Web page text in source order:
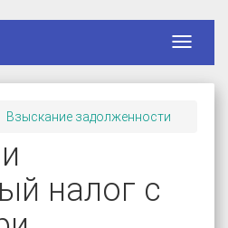
Взыскание задолженности
налог с